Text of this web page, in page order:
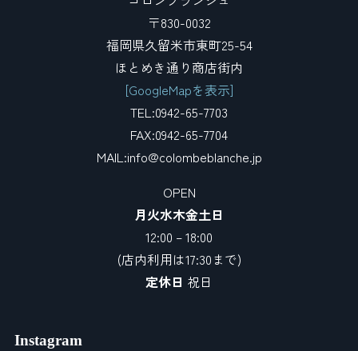
〒830-0032
福岡県久留米市東町25-54
ほとめき通り商店街内
[GoogleMapを表示]
TEL:0942-65-7703
FAX:0942-65-7704
MAIL:info@colombeblanche.jp
OPEN
月火水木金土日
12:00 – 18:00
(店内利用は17:30まで)
定休日 祝日
Instagram